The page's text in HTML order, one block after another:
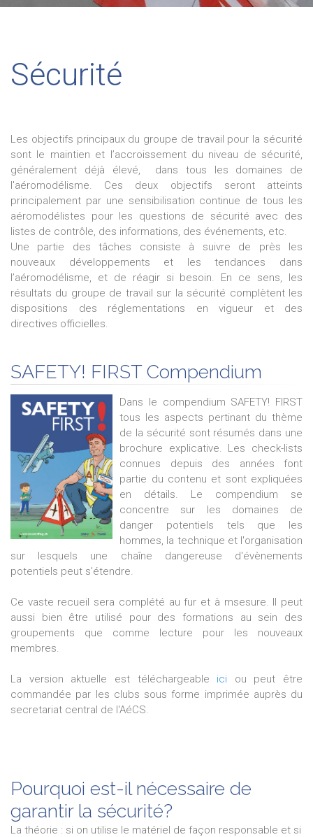
Sécurité
Les objectifs principaux du groupe de travail pour la sécurité
sont le maintien et l’accroissement du niveau de sécurité,
généralement déjà élevé, dans tous les domaines de
l'aéromodélisme. Ces deux objectifs seront atteints
principalement par une sensibilisation continue de tous les
aéromodélistes pour les questions de sécurité avec des
listes de contrôle, des informations, des événements, etc.
Une partie des tâches consiste à suivre de près les
nouveaux développements et les tendances dans
l’aéromodélisme, et de réagir si besoin. En ce sens, les
résultats du groupe de travail sur la sécurité complètent les
dispositions des réglementations en vigueur et des
directives officielles.
SAFETY! FIRST Compendium
Dans le compendium SAFETY! FIRST
tous les aspects pertinant du thème
de la sécurité sont résumés dans une
brochure explicative. Les check-lists
connues depuis des années font
partie du contenu et sont expliquées
en détails. Le compendium se
concentre sur les domaines de
danger potentiels tels que les
hommes, la technique et l'organisation
sur lesquels une chaîne dangereuse d'évènements
potentiels peut s'étendre.
Ce vaste recueil sera complété au fur et à msesure. Il peut
aussi bien être utilisé pour des formations au sein des
groupements que comme lecture pour les nouveaux
membres.
La version aktuelle est téléchargeable ici ou peut être
commandée par les clubs sous forme imprimée auprès du
secretariat central de l'AéCS.
Pourquoi est-il nécessaire de
garantir la sécurité?
La théorie : si on utilise le matériel de façon responsable et si